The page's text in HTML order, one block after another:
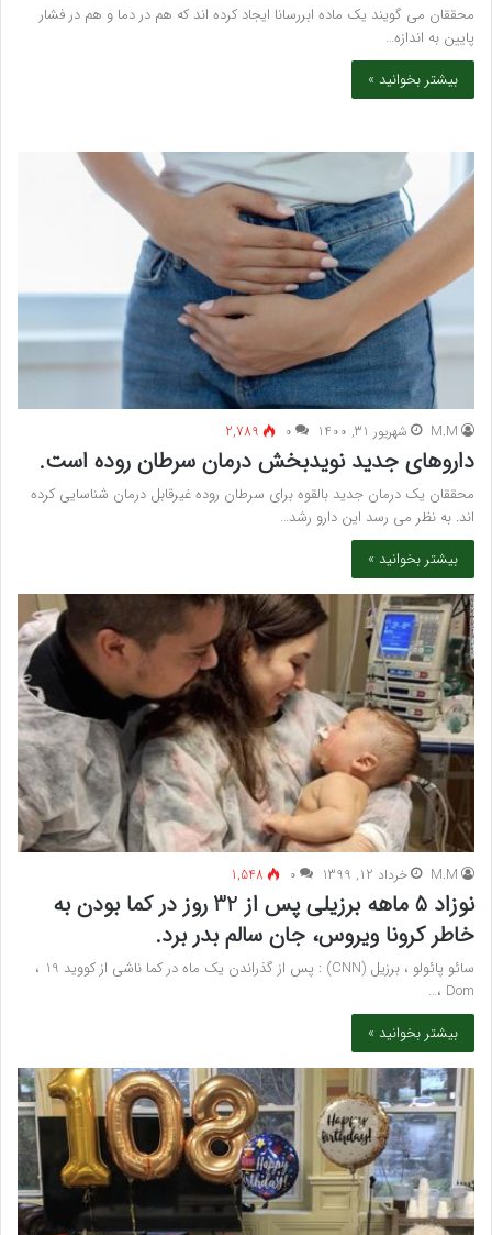
محققان می گویند یک ماده ابررسانا ایجاد کرده اند که هم در دما و هم در فشار
پایین به اندازه…
بیشتر بخوانید »
M.M شهریور 31, 1400 ۰ 2,789
داروهای جدید نویدبخش درمان سرطان روده است.
محققان یک درمان جدید بالقوه برای سرطان روده غیرقابل درمان شناسایی کرده
اند. به نظر می رسد این دارو رشد…
بیشتر بخوانید »
M.M خرداد 12, 1399 ۰ 1,548
نوزاد 5 ماهه برزیلی پس از 32 روز در کما بودن به
خاطر کرونا ویروس، جان سالم بدر برد.
سائو پائولو ، برزیل (CNN) : پس از گذراندن یک ماه در کما ناشی از کووید 19 ،
Dom ،…
بیشتر بخوانید »